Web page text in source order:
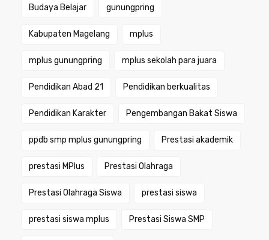
Budaya Belajar gunungpring
Kabupaten Magelang mplus
mplus gunungpring mplus sekolah para juara
Pendidikan Abad 21 Pendidikan berkualitas
Pendidikan Karakter Pengembangan Bakat Siswa
ppdb smp mplus gunungpring Prestasi akademik
prestasi MPlus Prestasi Olahraga
Prestasi Olahraga Siswa prestasi siswa
prestasi siswa mplus Prestasi Siswa SMP